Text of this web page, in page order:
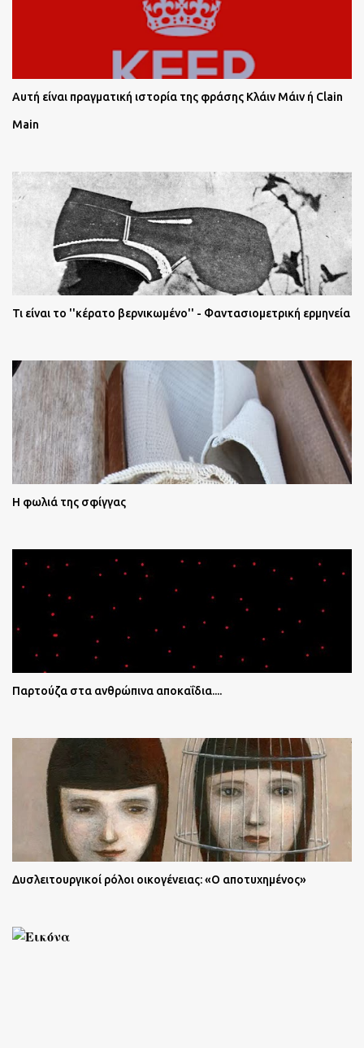
Αυτή είναι πραγματική ιστορία της φράσης Κλάιν Μάιν ή Clain
Main
Τι είναι το ''κέρατο βερνικωμένο'' - Φαντασιομετρική ερμηνεία
Η φωλιά της σφίγγας
Παρτούζα στα ανθρώπινα αποκαΐδια....
Δυσλειτουργικοί ρόλοι οικογένειας: «Ο αποτυχημένος»